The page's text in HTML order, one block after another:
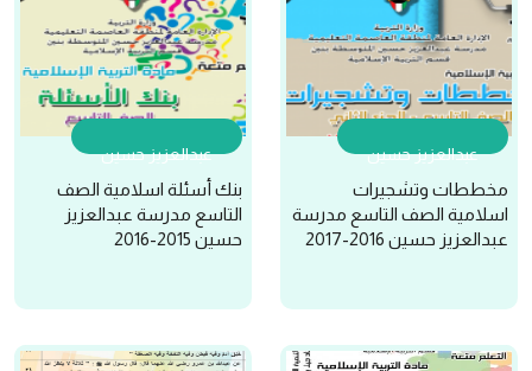
عبدالعزيز حسين
مخططات وتشجيرات
اسلامية الصف التاسع مدرسة
عبدالعزيز حسين 2016-2017
عبدالعزيز حسين
بنك أسئلة اسلامية الصف
التاسع مدرسة عبدالعزيز
حسين 2015-2016